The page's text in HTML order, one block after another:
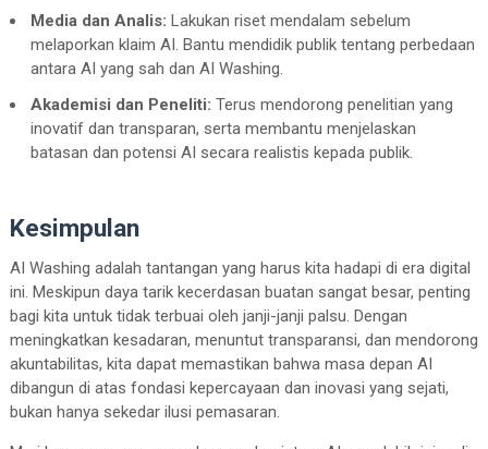
Media dan Analis: Lakukan riset mendalam sebelum
melaporkan klaim AI. Bantu mendidik publik tentang perbedaan
antara AI yang sah dan AI Washing.
Akademisi dan Peneliti: Terus mendorong penelitian yang
inovatif dan transparan, serta membantu menjelaskan
batasan dan potensi AI secara realistis kepada publik.
Kesimpulan
AI Washing adalah tantangan yang harus kita hadapi di era digital
ini. Meskipun daya tarik kecerdasan buatan sangat besar, penting
bagi kita untuk tidak terbuai oleh janji-janji palsu. Dengan
meningkatkan kesadaran, menuntut transparansi, dan mendorong
akuntabilitas, kita dapat memastikan bahwa masa depan AI
dibangun di atas fondasi kepercayaan dan inovasi yang sejati,
bukan hanya sekedar ilusi pemasaran.